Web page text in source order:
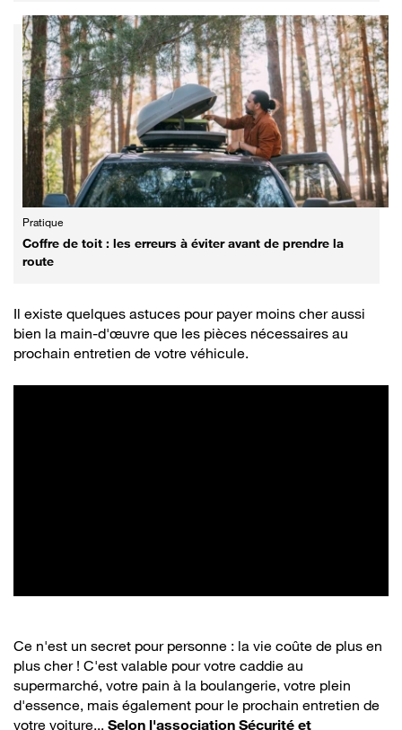
Pratique
Coffre de toit : les erreurs à éviter avant de prendre la
route
Il existe quelques astuces pour payer moins cher aussi
bien la main-d'œuvre que les pièces nécessaires au
prochain entretien de votre véhicule.
Ce n'est un secret pour personne : la vie coûte de plus en
plus cher ! C'est valable pour votre caddie au
supermarché, votre pain à la boulangerie, votre plein
d'essence, mais également pour le prochain entretien de
votre voiture... Selon l'association Sécurité et